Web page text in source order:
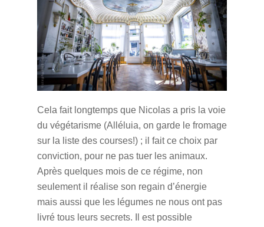
Cela fait longtemps que Nicolas a pris la voie
du végétarisme (Alléluia, on garde le fromage
sur la liste des courses!) ; il fait ce choix par
conviction, pour ne pas tuer les animaux.
Après quelques mois de ce régime, non
seulement il réalise son regain d’énergie
mais aussi que les légumes ne nous ont pas
livré tous leurs secrets. Il est possible